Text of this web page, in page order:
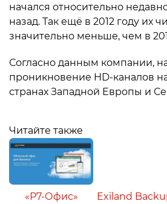
начался относительно
назад. Так ещё в 2012 году их
значительно меньше, чем в
Согласно данным компании,
проникновение HD-каналов
странах Западной Европы и
Читайте также
«Р7-Офис»
Exiland